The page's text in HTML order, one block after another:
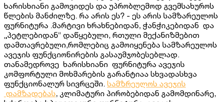
ხარისხიანი გამოვიდეს და უპრობლემოდ გვემსახუროს
წლების მანძილზე. რა არის ეს? - ეს არის სამზარეულოს
ფურნიტურა .მარტივი ხრახნებიდან, ჭანჭიკებიდან და
„პეტლებიდან“ დაწყებული, რთული მექანიზმებით
დამთავრებული,რომლებიც გამოიყენება სამზარეულოს
ავეჯის ფუნქციონირების გასაუმჯობესებლად.
თანამედროვე ხარისხიანი ფურნიტურა ავეჯის
კომფორტული მოხმარების გარანტიაა სხვადასხვა
ფუნქციონალურ სივრცეში. სამზრეულოს ავეჯის
დამზადებას, კლიმატური პირობებიდან გამომდინარე,